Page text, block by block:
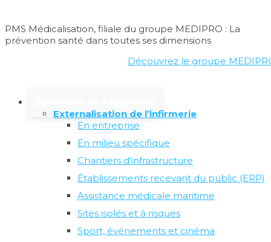
PMS Médicalisation, filiale du groupe MEDIPRO : La
prévention santé dans toutes ses dimensions
Découvrez le groupe
Externalisation de l’infirmerie
En entreprise
En milieu spécifique
Chantiers d’infrastructure
Établissements recevant du public (ERP)
Assistance médicale maritime
Sites isolés et à risques
Sport, événements et cinéma
Santé et
addictions (tabac, alcool
et drogues)
Face aux conduites addictives, la prévention reste le
meilleur moyen d’action dans le cadre professionnel. En
tant qu’employeur, vous pouvez sensibiliser vos salariés
aux risques des addictions aux substances psychoactives
telles que le tabac, l’alcool et les drogues. Il est d’autant
que les addictions peuvent augmenter les risques
d’accidents du travail.